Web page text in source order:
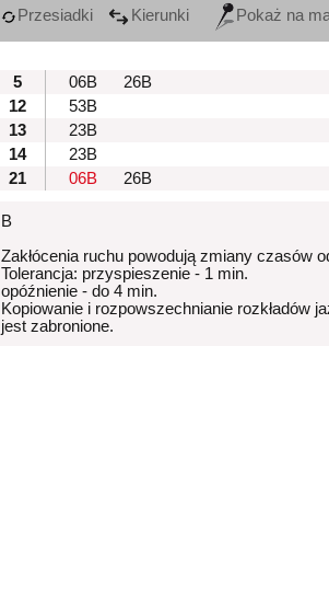
Przesiadki Kierunki Pokaż na
5
06B
26B
12
53B
13
23B
14
23B
21
06B 26B
B
Zakłócenia ruchu powodują zmiany czasów
Tolerancja: przyspieszenie - 1 min.
opóźnienie - do 4 min.
Kopiowanie i rozpowszechnianie rozkładów
jest zabronione.